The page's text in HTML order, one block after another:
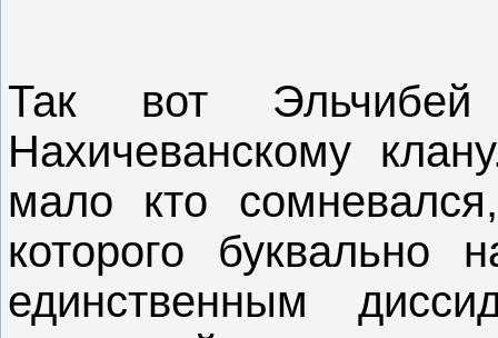
Так вот
Нахичеванскому
мало кто
которого буквально
единственным